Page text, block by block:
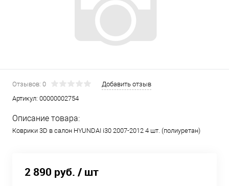
Отзывов: 0
Добавить отзыв
Артикул: 00000002754
Описание товара:
Коврики 3D в салон HYUNDAI i30 2007-2012 4 шт. (полиуретан)
2 890 руб. / шт